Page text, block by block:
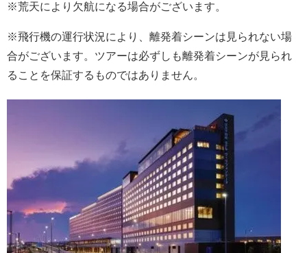
※荒天により欠航になる場合がございます。
※飛行機の運行状況により、離発着シーンは見られない場
合がございます。ツアーは必ずしも離発着シーンが見られ
ることを保証するものではありません。